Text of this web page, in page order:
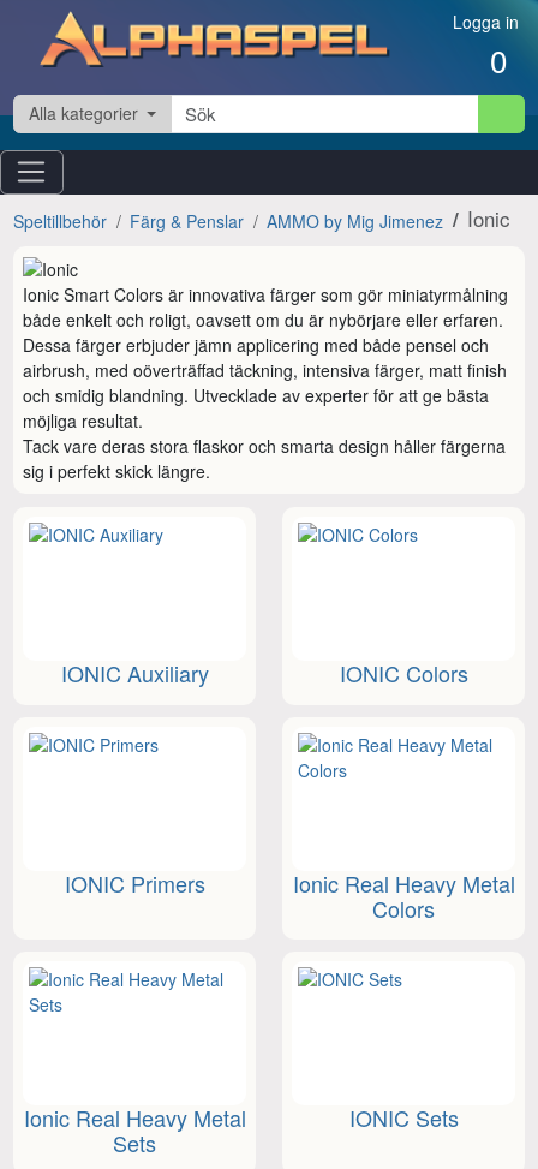
Hoppa till innehåll Logga in
0
Alla kategorier
Speltillbehör Färg & Penslar AMMO by Mig Jimenez Ionic
Ionic Smart Colors är innovativa färger som gör miniatyrmålning
både enkelt och roligt, oavsett om du är nybörjare eller erfaren.
Dessa färger erbjuder jämn applicering med både pensel och
airbrush, med oöverträffad täckning, intensiva färger, matt finish
och smidig blandning. Utvecklade av experter för att ge bästa
möjliga resultat.
Tack vare deras stora flaskor och smarta design håller färgerna
sig i perfekt skick längre.
IONIC Auxiliary IONIC Colors
IONIC Primers
Ionic Real Heavy Metal
Colors
Ionic Real Heavy Metal
Sets
IONIC Sets